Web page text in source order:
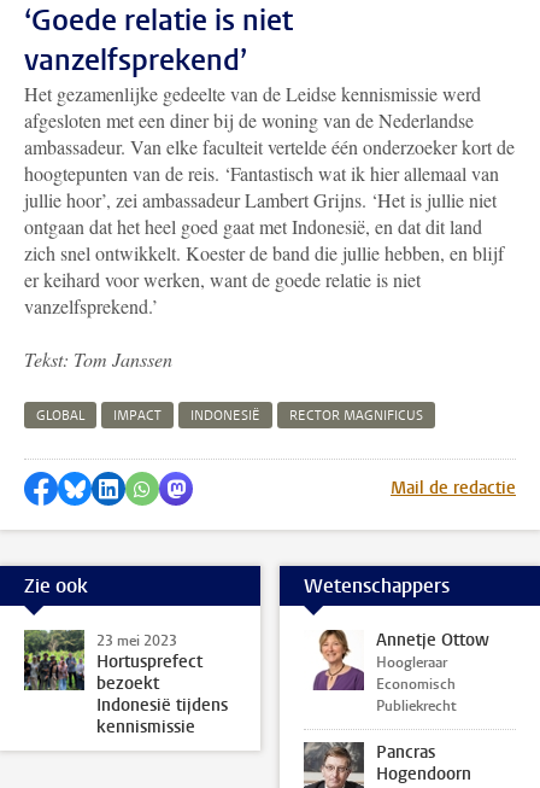
‘Goede relatie is niet
vanzelfsprekend’
Het gezamenlijke gedeelte van de Leidse kennismissie werd
afgesloten met een diner bij de woning van de Nederlandse
ambassadeur. Van elke faculteit vertelde één onderzoeker kort de
hoogtepunten van de reis. ‘Fantastisch wat ik hier allemaal van
jullie hoor’, zei ambassadeur Lambert Grijns. ‘Het is jullie niet
ontgaan dat het heel goed gaat met Indonesië, en dat dit land
zich snel ontwikkelt. Koester de band die jullie hebben, en blijf
er keihard voor werken, want de goede relatie is niet
vanzelfsprekend.’
Tekst: Tom Janssen
GLOBAL IMPACT INDONESIË RECTOR MAGNIFICUS
Delen op Facebook
Delen via Bluesky
Delen op LinkedIn
Delen via WhatsApp
Delen via Mastodon Mail de redactie
Zie ook
23 mei 2023
Hortusprefect
bezoekt
Indonesië tijdens
kennismissie
Wetenschappers
Annetje Ottow
Hoogleraar
Economisch
Publiekrecht
Pancras
Hogendoorn